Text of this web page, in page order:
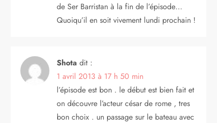
de Ser Barristan à la fin de l’épisode…
Quoiqu’il en soit vivement lundi prochain !
Shota dit :
1 avril 2013 à 17 h 50 min
l’épisode est bon . le début est bien fait et
on découvre l’acteur césar de rome , tres
bon choix . un passage sur le bateau avec